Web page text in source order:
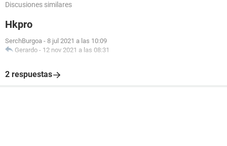
Discusiones similares
Hkpro
SerchBurgoa - 8 jul 2021 a las 10:09
Gerardo - 12 nov 2021 a las 08:31
2 respuestas